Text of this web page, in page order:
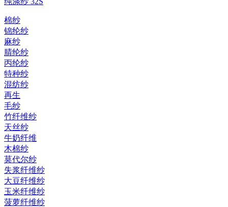
棉纱
锦纶纱
麻纱
腈纶纱
丙纶纱
特种纱
混纺纱
再生
毛纱
竹纤维纱
天丝纱
牛奶纤维
木棉纱
莫代尔纱
失浆纤维纱
大豆纤维纱
玉米纤维纱
菠萝纤维纱